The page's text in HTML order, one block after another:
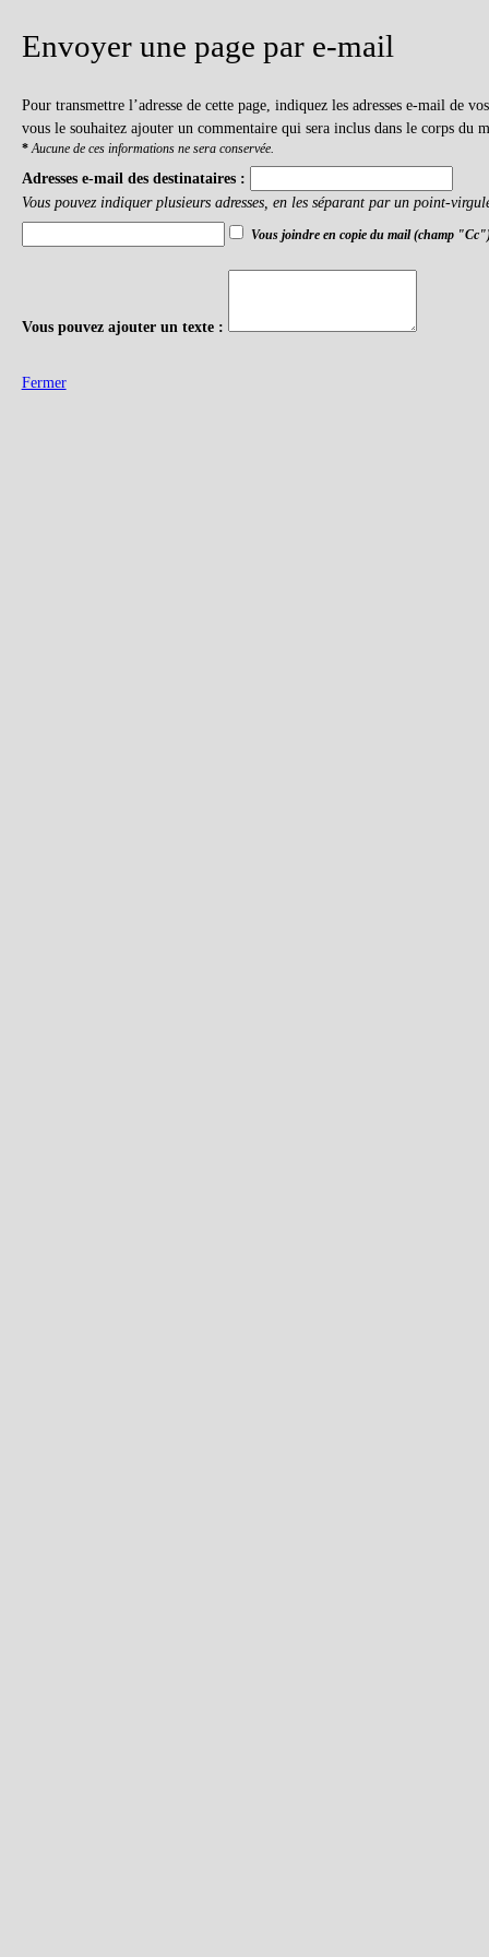
Envoyer une page par e-mail
Pour transmettre l’adresse de cette page, indiquez les adresses e-mail de
vous le souhaitez ajouter un commentaire qui sera inclus dans le corps du
* Aucune de ces informations ne sera conservée.
Adresses e-mail des destinataires :
Vous pouvez indiquer plusieurs adresses, en les séparant par un point-
Vous joindre en copie du mail (champ
Vous pouvez ajouter un texte :
Fermer